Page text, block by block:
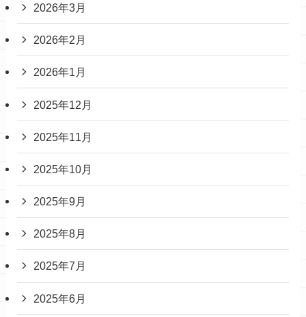
2026年3月
2026年2月
2026年1月
2025年12月
2025年11月
2025年10月
2025年9月
2025年8月
2025年7月
2025年6月